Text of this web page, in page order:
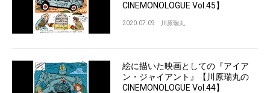
CINEMONOLOGUE Vol.45】
2020.07.09 川原瑞丸
絵に描いた映画としての『アイア
ン・ジャイアント』【川原瑞丸の
CINEMONOLOGUE Vol.44】